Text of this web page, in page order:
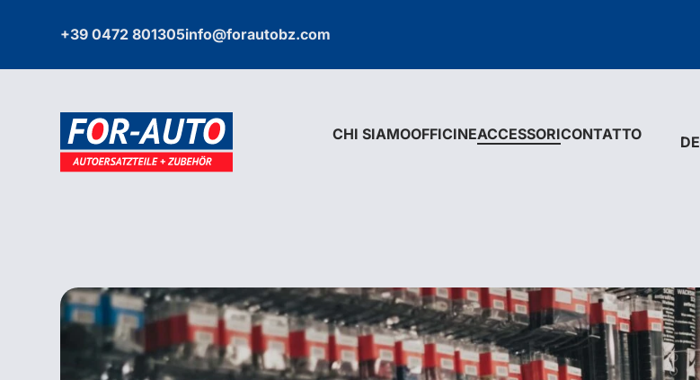
+39 0472 801305info@forautobz.com
CHI SIAMOOFFICINEACCESSORICONTATTO DE